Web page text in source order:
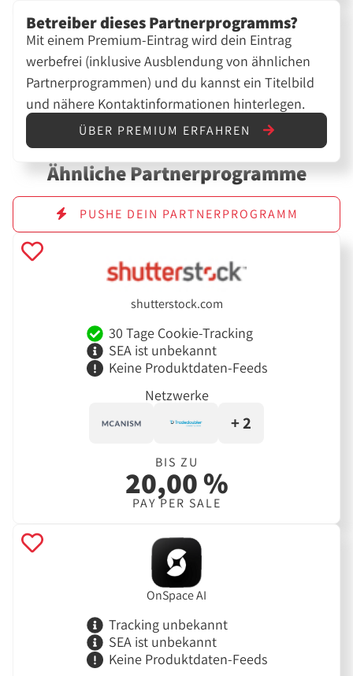
Betreiber dieses Partnerprogramms?
Mit einem Premium-Eintrag wird dein Eintrag
werbefrei (inklusive Ausblendung von ähnlichen
Partnerprogrammen) und du kannst ein Titelbild
und nähere Kontaktinformationen hinterlegen.
ÜBER PREMIUM ERFAHREN
Ähnliche Partnerprogramme
PUSHE DEIN PARTNERPROGRAMM
shutterstock.com
30 Tage Cookie-Tracking
SEA ist unbekannt
Keine Produktdaten-Feeds
Netzwerke
+ 2
BIS ZU
20,00 %
PAY PER SALE
OnSpace AI
Tracking unbekannt
SEA ist unbekannt
Keine Produktdaten-Feeds